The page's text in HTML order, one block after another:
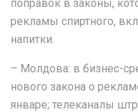
поправок в законы,
рекламы спиртного,
напитки.
– Молдова: в бизнес-
нового закона о
январе; телеканалы